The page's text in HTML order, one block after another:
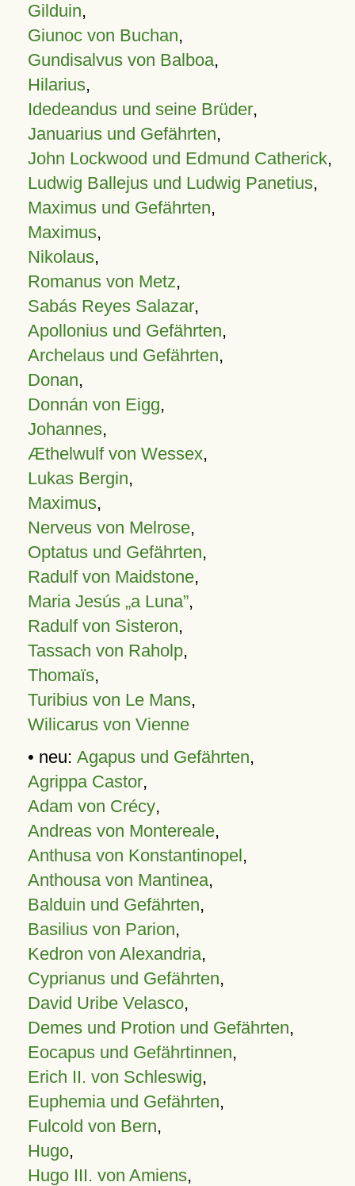
Gilduin,
Giunoc von Buchan,
Gundisalvus von Balboa,
Hilarius,
Idedeandus und seine Brüder,
Januarius und Gefährten,
John Lockwood und Edmund Catherick,
Ludwig Ballejus und Ludwig Panetius,
Maximus und Gefährten,
Maximus,
Nikolaus,
Romanus von Metz,
Sabás Reyes Salazar,
Apollonius und Gefährten,
Archelaus und Gefährten,
Donan,
Donnán von Eigg,
Johannes,
Æthelwulf von Wessex,
Lukas Bergin,
Maximus,
Nerveus von Melrose,
Optatus und Gefährten,
Radulf von Maidstone,
Maria Jesús „a Luna”,
Radulf von Sisteron,
Tassach von Raholp,
Thomaïs,
Turibius von Le Mans,
Wilicarus von Vienne
• neu: Agapus und Gefährten,
Agrippa Castor,
Adam von Crécy,
Andreas von Montereale,
Anthusa von Konstantinopel,
Anthousa von Mantinea,
Balduin und Gefährten,
Basilius von Parion,
Kedron von Alexandria,
Cyprianus und Gefährten,
David Uribe Velasco,
Demes und Protion und Gefährten,
Eocapus und Gefährtinnen,
Erich II. von Schleswig,
Euphemia und Gefährten,
Fulcold von Bern,
Hugo,
Hugo III. von Amiens,